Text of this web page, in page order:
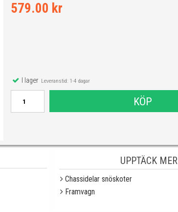
579.00 kr
I lagerLeveranstid: 1-4 dagar
KÖP
UPPTÄCK MER
Chassidelar snöskoter
Framvagn